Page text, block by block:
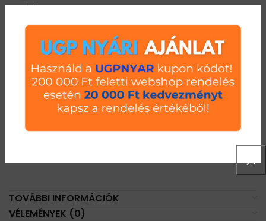
segédlet
Csavarmentes salgó polchoz polcelem. Polc
szélessége/hossza 1500 mm, polc mélysége 800 mm mély.
Két darab polctartó gerendából és polcpanelekből áll. Polcok
állíthatósága az oszlopon 33 mm. Polc teherbírása: 130
kg/polc. TÜV és CE minősítéssel, 5 év garanciával.Beépítési
méretek: a polc szélessége 1500 mm, a polc mélysége 800
TOVÁBBI INFORMÁCIÓK
VÉLEMÉNYEK (0)